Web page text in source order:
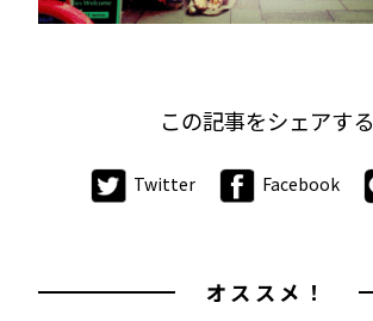
この記事をシェアする
Twitter Facebook
オススメ！